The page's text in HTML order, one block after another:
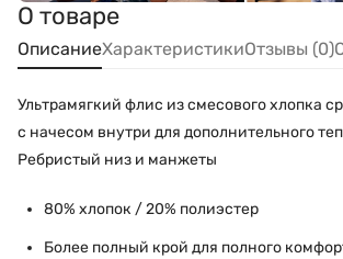
О товаре
ОписаниеХарактеристикиОтзывы (0)
Ультрамягкий флис из смесового хлопка
с начесом внутри для дополнительного
Ребристый низ и манжеты
80% хлопок / 20% полиэстер
Более полный крой для полного